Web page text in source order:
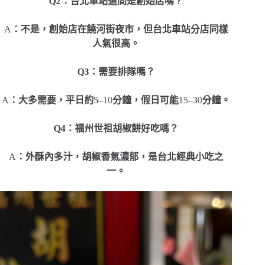
A ：不是，創始店在饒河街夜市，但台北車站分店同樣
人氣很高。
Q3：需要排隊嗎？
A ：大多需要，平日約5–10分鐘，假日可能15–30分鐘。
Q4：福州世祖胡椒餅好吃嗎？
A ：外酥內多汁，胡椒香氣濃郁，是台北經典小吃之
一。